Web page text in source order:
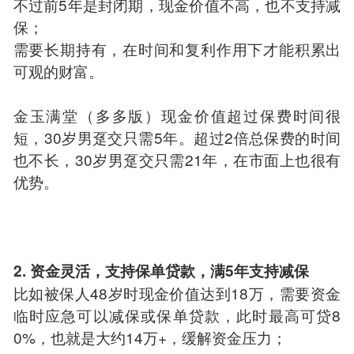
保；
需要长期持有，在时间和复利作用下才能积累出
可观的财富。
金玉满堂（多多版）现金价值超过保费时间很
短，30岁男趸交只需5年。超过2倍总保费的时间
也不长，30岁男趸交只需21年，在市面上也很有
优势。
2. 资金灵活，支持保单贷款，满5年支持减保
比如被保人48岁时现金价值达到18万，需要资金
临时应急可以减保或保单贷款，此时最高可贷8
0%，也就是大约14万+，缓解资金压力；